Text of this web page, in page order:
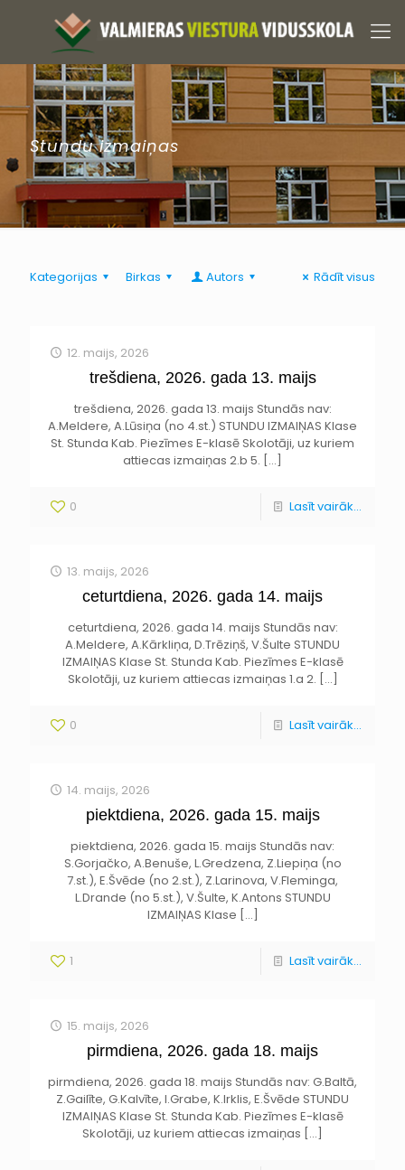
Stundu izmaiņas
Kategorijas Birkas Autors Rādīt visus
12. maijs, 2026
trešdiena, 2026. gada 13. maijs
trešdiena, 2026. gada 13. maijs Stundās nav:
A.Meldere, A.Lūsiņa (no 4.st.) STUNDU IZMAIŅAS Klase
St. Stunda Kab. Piezīmes E-klasē Skolotāji, uz kuriem
attiecas izmaiņas 2.b 5. […]
0 Lasīt vairāk...
13. maijs, 2026
ceturtdiena, 2026. gada 14. maijs
ceturtdiena, 2026. gada 14. maijs Stundās nav:
A.Meldere, A.Kārkliņa, D.Trēziņš, V.Šulte STUNDU
IZMAIŅAS Klase St. Stunda Kab. Piezīmes E-klasē
Skolotāji, uz kuriem attiecas izmaiņas 1.a 2. […]
0 Lasīt vairāk...
14. maijs, 2026
piektdiena, 2026. gada 15. maijs
piektdiena, 2026. gada 15. maijs Stundās nav:
S.Gorjačko, A.Benuše, L.Gredzena, Z.Liepiņa (no
7.st.), E.Švēde (no 2.st.), Z.Larinova, V.Fleminga,
L.Drande (no 5.st.), V.Šulte, K.Antons STUNDU
IZMAIŅAS Klase […]
1 Lasīt vairāk...
15. maijs, 2026
pirmdiena, 2026. gada 18. maijs
pirmdiena, 2026. gada 18. maijs Stundās nav: G.Baltā,
Z.Gailīte, G.Kalvīte, I.Grabe, K.Irklis, E.Švēde STUNDU
IZMAIŅAS Klase St. Stunda Kab. Piezīmes E-klasē
Skolotāji, uz kuriem attiecas izmaiņas […]